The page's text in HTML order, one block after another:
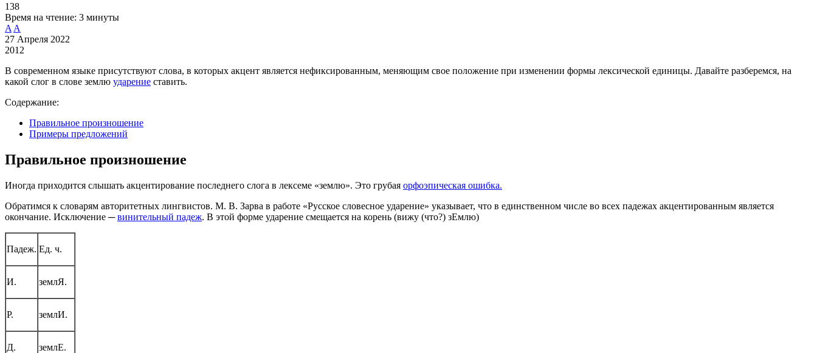
138
Время на чтение: 3 минуты
A A
27 Апреля 2022
2012
В современном языке присутствуют слова, в которых акцент является нефиксированным, меняющим свое положение при изменении формы лексической единицы. Давайте разберемся, на
какой слог в слове землю ударение ставить.
Содержание:
Правильное произношение
Примеры предложений
Правильное произношение
Иногда приходится слышать акцентирование последнего слога в лексеме «землю». Это грубая орфоэпическая ошибка.
Обратимся к словарям авторитетных лингвистов. М. В. Зарва в работе «Русское словесное ударение» указывает, что в единственном числе во всех падежах акцентированным является
окончание. Исключение ─винительный падеж. В этой форме ударение смещается на корень (вижу (что?) зЕмлю)
Падеж. Ед. ч.
И. землЯ.
Р. землИ.
Д. землЕ.